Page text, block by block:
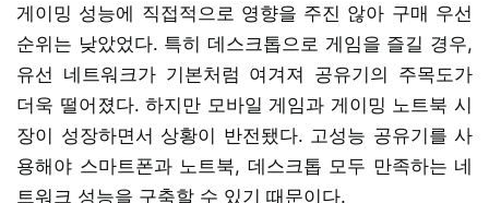
게이밍 성능에 직접적으로 영향을 주진 않아 구매 우선
순위는 낮았었다. 특히 데스크톱으로 게임을 즐길 경우,
유선 네트워크가 기본처럼 여겨져 공유기의 주목도가
더욱 떨어졌다. 하지만 모바일 게임과 게이밍 노트북 시
장이 성장하면서 상황이 반전됐다. 고성능 공유기를 사
용해야 스마트폰과 노트북, 데스크톱 모두 만족하는 네
트워크 성능을 구축할 수 있기 때문이다.